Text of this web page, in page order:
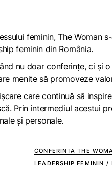
feminin,The Womans-
feminin din România.
nu doar conferințe, ci și
menite să promoveze
care continuă să
Prin intermediul acestui
și personale.
CONFERINTA THE
LEADERSHIP FEMININ /